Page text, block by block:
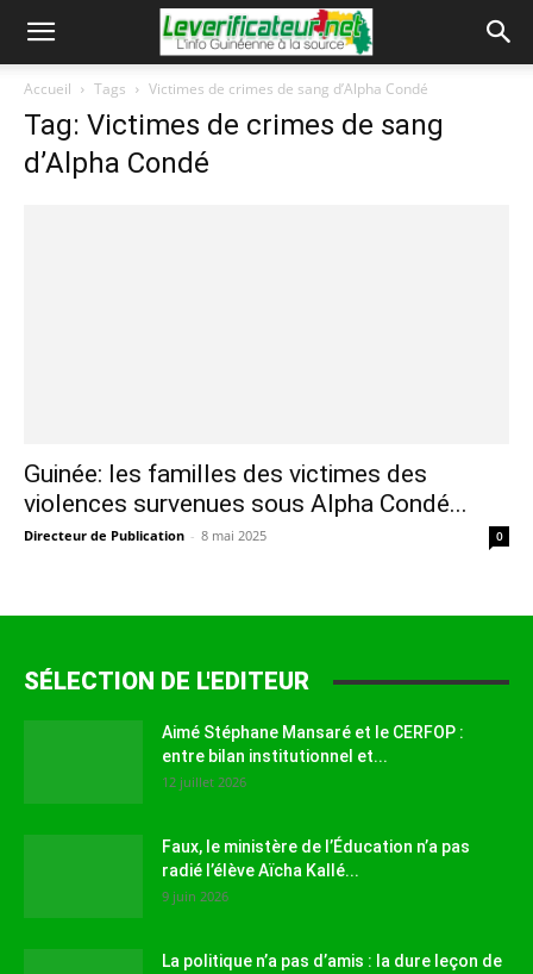
Accueil Tags Victimes de crimes de sang d’Alpha Condé
Tag: Victimes de crimes de sang
d’Alpha Condé
Guinée: les familles des victimes des
violences survenues sous Alpha Condé...
Directeur de Publication - 8 mai 2025 0
SÉLECTION DE L'EDITEUR
Aimé Stéphane Mansaré et le CERFOP :
entre bilan institutionnel et...
12 juillet 2026
Faux, le ministère de l’Éducation n’a pas
radié l’élève Aïcha Kallé...
9 juin 2026
La politique n’a pas d’amis : la dure leçon de